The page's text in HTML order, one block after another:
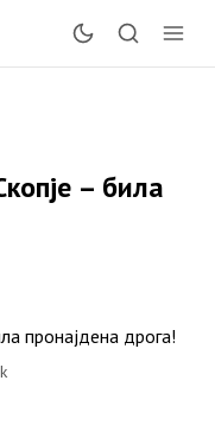
– била